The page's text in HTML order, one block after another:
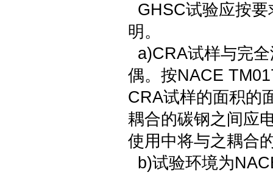
GHSC试验应按
明。
a)CRA试样与完
偶。按NACE
CRA试样的面积的
耦合的碳钢之间应
使用中将与之耦合
b)试验环境为